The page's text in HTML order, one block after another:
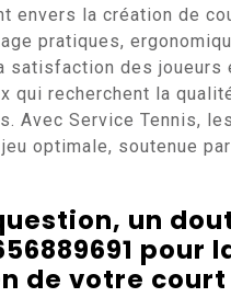
envers la création de
pratiques,
satisfaction des
qui recherchent la
Avec Service Tennis,
optimale, soutenue
un
pour
de votre